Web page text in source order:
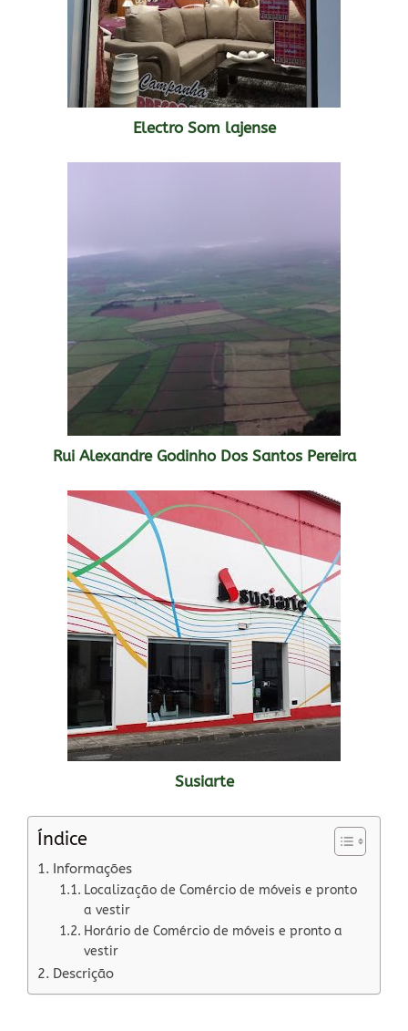
Electro Som lajense
Rui Alexandre Godinho Dos Santos Pereira
Susiarte
Índice
Informações
Localização de Comércio de móveis e pronto
a vestir
Horário de Comércio de móveis e pronto a
vestir
Descrição